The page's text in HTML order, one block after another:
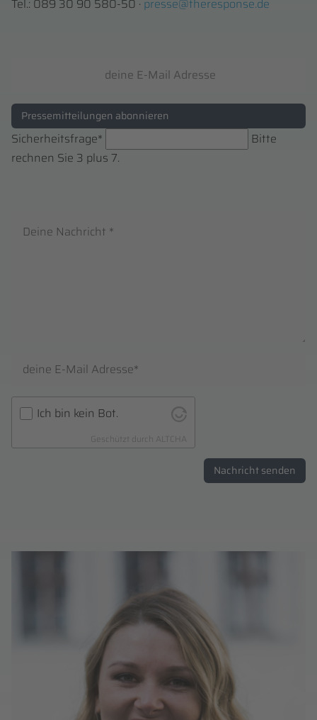
Tel.: 089 30 90 580-50 · presse@theresponse.de
Adresse
Pressemitteilungen abonnieren
Pflichtfeld
Sicherheitsfrage*
Bitte
rechnen Sie 3 plus 7.
Ich bin kein Bot.
Geschützt durch ALTCHA
Nachricht senden